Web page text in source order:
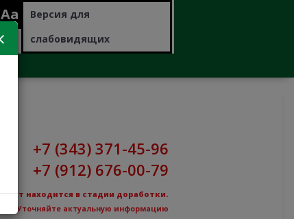
Aa
Версия для
слабовидящих
+7 (343) 371-45-96
+7 (912) 676-00-79
Сайт находится в стадии доработки.
Уточняйте актуальную информацию